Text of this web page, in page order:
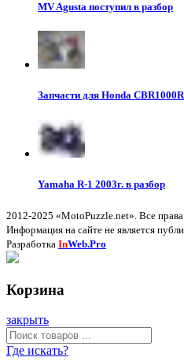
MV Agusta поступил в разбор
Запчасти для Honda
Yamaha R-1 2003г. в разбор
2012-2025 «MotoPuzzle.net». Все
Информация на сайте не является
Разработка InWeb.Pro
Корзина
закрыть
Где искать?